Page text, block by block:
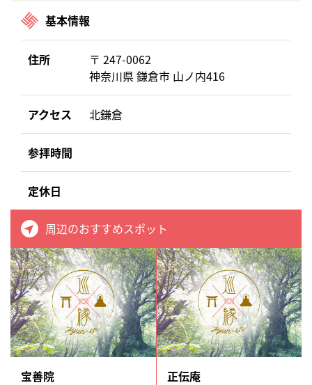
基本情報
住所
〒 247-0062
神奈川県 鎌倉市 山ノ内416
アクセス 北鎌倉
参拝時間
定休日
周辺のおすすめスポット
宝善院 正伝庵